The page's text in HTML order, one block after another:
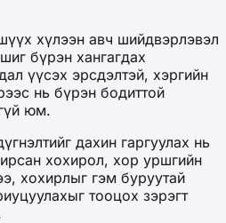
хүлээн авч шийдвэрлэвэл
бүрэн хангагдах
үүсэх эрсдэлтэй, хэргийн
нь бүрэн бодиттой
юм.
дахин гаргуулах нь
хохирол, хор уршгийн
хохирлыг гэм буруутай
тооцох зэрэгт